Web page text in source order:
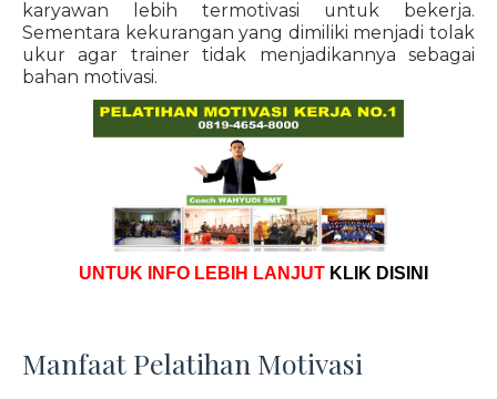
karyawan lebih termotivasi untuk bekerja.
Sementara kekurangan yang dimiliki menjadi tolak
ukur agar trainer tidak menjadikannya sebagai
bahan motivasi.
UNTUK INFO LEBIH LANJUT KLIK DISINI
Manfaat Pelatihan Motivasi